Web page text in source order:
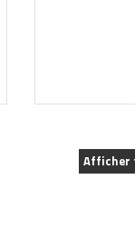
Afficher